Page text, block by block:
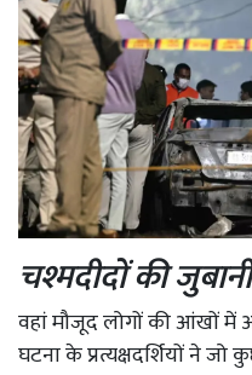
चश्मदीदों की
वहां मौजूद लोगों की आंखों में
घटना के प्रत्यक्षदर्शियों ने